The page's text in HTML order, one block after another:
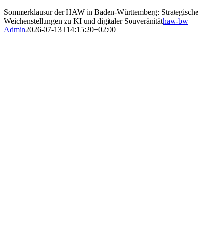
Sommerklausur der HAW in Baden-Württemberg: Strategische
Weichenstellungen zu KI und digitaler Souveränitäthaw-bw
Admin2026-07-13T14:15:20+02:00